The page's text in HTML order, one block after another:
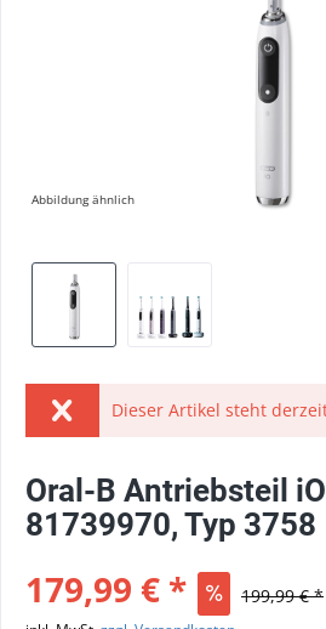
Abbildung ähnlich
Dieser Artikel steht
Oral-B Antriebsteil
81739970, Typ 3758
179,99 € * 199,99 € *